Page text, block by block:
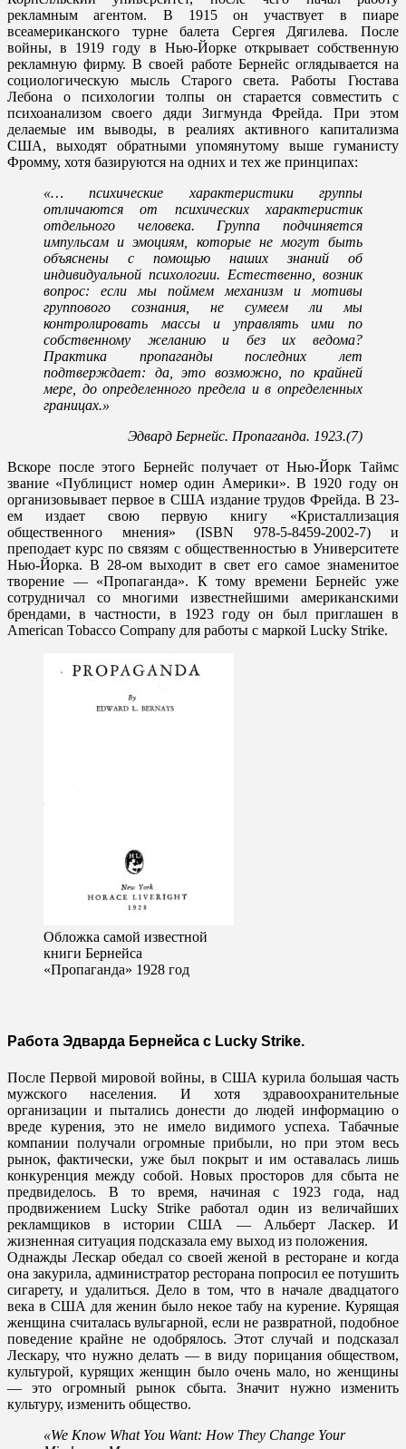
рекламным агентом. В 1915 он участвует в пиаре
всеамериканского турне балета Сергея Дягилева. После
войны, в 1919 году в Нью-Йорке открывает собственную
рекламную фирму. В своей работе Бернейс оглядывается на
социологическую мысль Старого света. Работы Гюстава
Лебона о психологии толпы он старается совместить с
психоанализом своего дяди Зигмунда Фрейда. При этом
делаемые им выводы, в реалиях активного капитализма
США, выходят обратными упомянутому выше гуманисту
Фромму, хотя базируются на одних и тех же принципах:
«… психические характеристики группы
отличаются от психических характеристик
отдельного человека. Группа подчиняется
импульсам и эмоциям, которые не могут быть
объяснены с помощью наших знаний об
индивидуальной психологии. Естественно, возник
вопрос: если мы поймем механизм и мотивы
группового сознания, не сумеем ли мы
контролировать массы и управлять ими по
собственному желанию и без их ведома?
Практика пропаганды последних лет
подтверждает: да, это возможно, по крайней
мере, до определенного предела и в определенных
границах.»
Эдвард Бернейс. Пропаганда. 1923.(7)
Вскоре после этого Бернейс получает от Нью-Йорк Таймс
звание «Публицист номер один Америки». В 1920 году он
организовывает первое в США издание трудов Фрейда. В 23-
ем издает свою первую книгу «Кристаллизация
общественного мнения» (ISBN 978-5-8459-2002-7) и
преподает курс по связям с общественностью в Университете
Нью-Йорка. В 28-ом выходит в свет его самое знаменитое
творение — «Пропаганда». К тому времени Бернейс уже
сотрудничал со многими известнейшими американскими
брендами, в частности, в 1923 году он был приглашен в
American Tobacco Company для работы с маркой Lucky Strike.
Обложка самой известной
книги Бернейса
«Пропаганда» 1928 год
Работа Эдварда Бернейса с Lucky Strike.
После Первой мировой войны, в США курила большая часть
мужского населения. И хотя здравоохранительные
организации и пытались донести до людей информацию о
вреде курения, это не имело видимого успеха. Табачные
компании получали огромные прибыли, но при этом весь
рынок, фактически, уже был покрыт и им оставалась лишь
конкуренция между собой. Новых просторов для сбыта не
предвиделось. В то время, начиная с 1923 года, над
продвижением Lucky Strike работал один из величайших
рекламщиков в истории США — Альберт Ласкер. И
жизненная ситуация подсказала ему выход из положения.
Однажды Лескар обедал со своей женой в ресторане и когда
она закурила, администратор ресторана попросил ее потушить
сигарету, и удалиться. Дело в том, что в начале двадцатого
века в США для женин было некое табу на курение. Курящая
женщина считалась вульгарной, если не развратной, подобное
поведение крайне не одобрялось. Этот случай и подсказал
Лескару, что нужно делать — в виду порицания обществом,
культурой, курящих женщин было очень мало, но женщины
— это огромный рынок сбыта. Значит нужно изменить
культуру, изменить общество.
«We Know What You Want: How They Change Your